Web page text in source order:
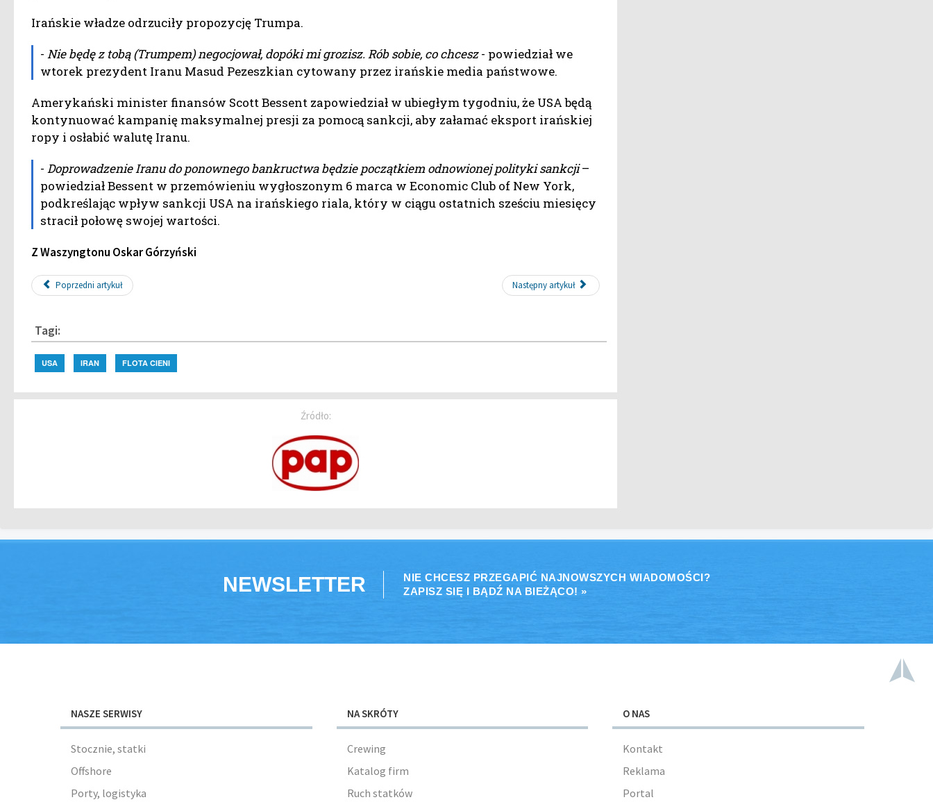
Irańskie władze odrzuciły propozycję Trumpa.
- Nie będę z tobą (Trumpem) negocjował, dopóki mi grozisz. Rób sobie, co chcesz- powiedział we
wtorek prezydent Iranu Masud Pezeszkian cytowany przez irańskie media państwowe.
Amerykański minister finansów Scott Bessent zapowiedział w ubiegłym tygodniu, że USA będą
kontynuować kampanię maksymalnej presji za pomocą sankcji, aby załamać eksport irańskiej
ropy i osłabić walutę Iranu.
- Doprowadzenie Iranu do ponownego bankructwa będzie początkiem odnowionej polityki sankcji–
powiedział Bessent w przemówieniu wygłoszonym 6 marca w Economic Club of New York,
podkreślając wpływ sankcji USA na irańskiego riala, który w ciągu ostatnich sześciu miesięcy
stracił połowę swojej wartości.
Z Waszyngtonu Oskar Górzyński
Poprzedni artykuł Następny artykuł
Tagi:
USA IRAN FLOTA CIENI
Źródło:
NEWSLETTER
NIE CHCESZ PRZEGAPIĆ NAJNOWSZYCH WIADOMOŚCI?
ZAPISZ SIĘ I BĄDŹ NA BIEŻĄCO! »
NASZE SERWISY
Stocznie, statki
Offshore
Porty, logistyka
NA SKRÓTY
Crewing
Katalog firm
Ruch statków
O NAS
Kontakt
Reklama
Portal